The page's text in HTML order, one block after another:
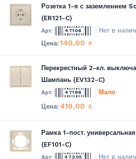
Розетка 1-я с заземлением
(ER121-C)
47106 Нет в
140,00 ₴
Перекрестный 2-кл.
Шампань (EV132-C)
47196 Мало
410,00 ₴
Рамка 1-пост.
(EF101-C)
47205 Нет в